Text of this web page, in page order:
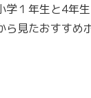
学１年生と4年
ら見たおすすめ